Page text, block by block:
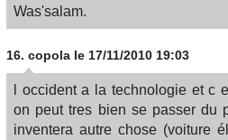
Was'salam.
16. copola le 17/11/2010 19:03
l occident a la technologie et c
on peut tres bien se passer du
inventera autre chose (voiture